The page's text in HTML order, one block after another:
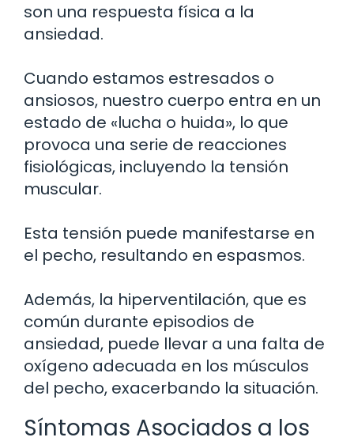
son una respuesta física a la
ansiedad.
Cuando estamos estresados o
ansiosos, nuestro cuerpo entra en un
estado de «lucha o huida», lo que
provoca una serie de reacciones
fisiológicas, incluyendo la tensión
muscular.
Esta tensión puede manifestarse en
el pecho, resultando en espasmos.
Además, la hiperventilación, que es
común durante episodios de
ansiedad, puede llevar a una falta de
oxígeno adecuada en los músculos
del pecho, exacerbando la situación.
Síntomas Asociados a los